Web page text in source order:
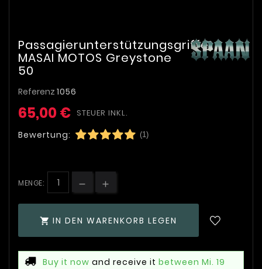
Passagierunterstützungsgriffe
MASAI MOTOS Greystone
50
Referenz 1056
65,00 € STEUER INKL.
Bewertung: (1)
MENGE:
 IN DEN WARENKORB LEGEN
Buy it now and receive it between Mi. 19